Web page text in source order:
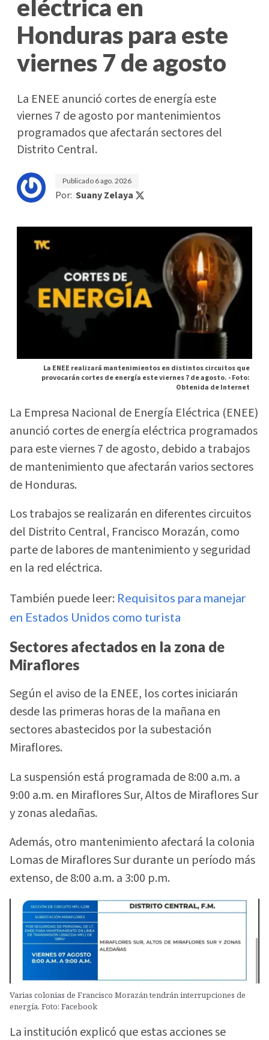
eléctrica en
Honduras para este
viernes 7 de agosto
La ENEE anunció cortes de energía este
viernes 7 de agosto por mantenimientos
programados que afectarán sectores del
Distrito Central.
Publicado 6 ago. 2026
Por: Suany Zelaya
La ENEE realizará mantenimientos en distintos circuitos que
provocarán cortes de energía este viernes 7 de agosto. -Foto:
Obtenida de Internet
La Empresa Nacional de Energía Eléctrica (ENEE)
anunció cortes de energía eléctrica programados
para este viernes 7 de agosto, debido a trabajos
de mantenimiento que afectarán varios sectores
de Honduras.
Los trabajos se realizarán en diferentes circuitos
del Distrito Central, Francisco Morazán, como
parte de labores de mantenimiento y seguridad
en la red eléctrica.
También puede leer: Requisitos para manejar
en Estados Unidos como turista
Sectores afectados en la zona de
Miraflores
Según el aviso de la ENEE, los cortes iniciarán
desde las primeras horas de la mañana en
sectores abastecidos por la subestación
Miraflores.
La suspensión está programada de 8:00 a.m. a
9:00 a.m. en Miraflores Sur, Altos de Miraflores Sur
y zonas aledañas.
Además, otro mantenimiento afectará la colonia
Lomas de Miraflores Sur durante un período más
extenso, de 8:00 a.m. a 3:00 p.m.
Varias colonias de Francisco Morazán tendrán interrupciones de
energía. Foto: Facebook
La institución explicó que estas acciones se